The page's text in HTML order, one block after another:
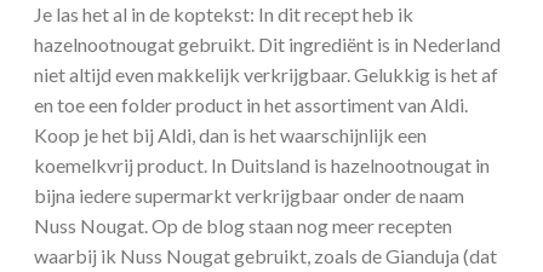
Je las het al in de koptekst: In dit recept heb ik
hazelnootnougat gebruikt. Dit ingrediënt is in Nederland
niet altijd even makkelijk verkrijgbaar. Gelukkig is het af
en toe een folder product in het assortiment van Aldi.
Koop je het bij Aldi, dan is het waarschijnlijk een
koemelkvrij product. In Duitsland is hazelnootnougat in
bijna iedere supermarkt verkrijgbaar onder de naam
Nuss Nougat. Op de blog staan nog meer recepten
waarbij ik Nuss Nougat gebruikt, zoals de Gianduja (dat